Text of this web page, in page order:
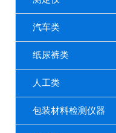
汽车类
纸尿裤类
人工类
包装材料检测仪器